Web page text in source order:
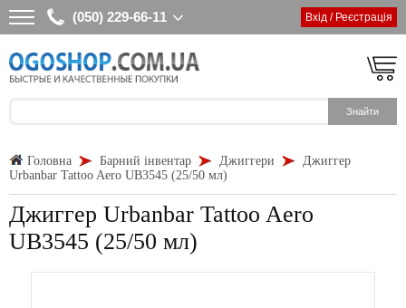
(050) 229-66-11 Вхід / Реєстрація
Головна Барний інвентар Джиггери
Джиггер
Urbanbar Tattoo Aero UB3545 (25/50 мл)
Джиггер Urbanbar Tattoo Aero
UB3545 (25/50 мл)